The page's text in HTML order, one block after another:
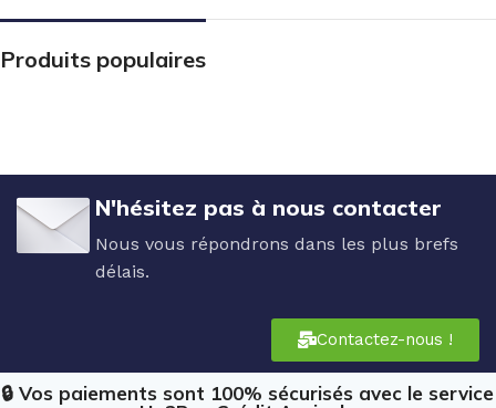
Produits populaires
N'hésitez pas à nous contacter
Nous vous répondrons dans les plus brefs
délais.
Contactez-nous !
🔒 Vos paiements sont 100% sécurisés avec le service